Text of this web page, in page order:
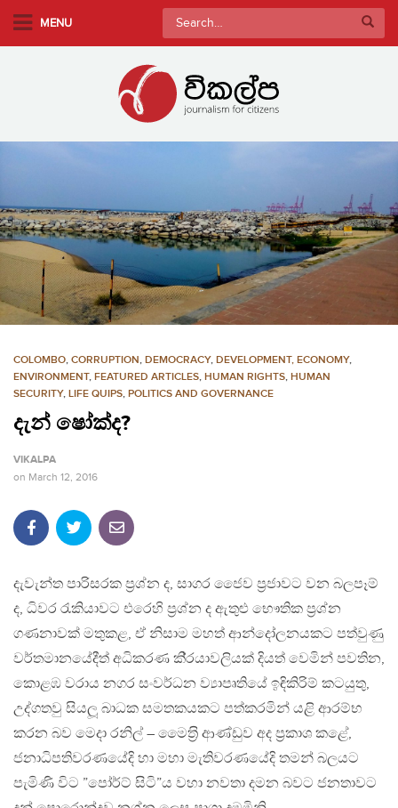
m
n
c
o
t
e
MENU
Search
for:
COLOMBO, CORRUPTION, DEMOCRACY, DEVELOPMENT, ECONOMY,
ENVIRONMENT, FEATURED ARTICLES, HUMAN RIGHTS, HUMAN
SECURITY, LIFE QUIPS, POLITICS AND GOVERNANCE
දැන් ෂෝක්ද?
VIKALPA
on March 12, 2016
දැවැන්ත පාරිසරක ප‍්‍රශ්න ද, සාගර ජෛව ප‍්‍රජාවට වන බලපෑම්
ද, ධිවර රැකියාවට එරෙහි ප‍්‍රශ්න ද ඇතුළු භෞතික ප‍්‍රශ්න
ගණනාවක් මතුකළ, ඒ නිසාම මහත් ආන්දෝලනයකට පත්වුණු
වර්තමානයේදීත් අධිකරණ කි‍්‍රයාවලියක් දියත් වෙමින් පවතින,
කොළඹ වරාය නගර සංවර්ධන ව්‍යාපෘතියේ ඉඳිකිරිම් කටයුතු,
උද්ගතවු සියලූ බාධක සමතකයකට පත්කරමින් යළි ආරම්භ
කරන බව මෙදා රනිල් – මෛත‍්‍රි ආණ්ඩුව අද ප‍්‍රකාශ කළේ,
ජනාධිපතිවරණයේදි හා මහා මැතිවරණයේදි තමන් බලයට
පැමිණි විට ”පෝර්ට් සිටි”ය වහා නවතා දමන බවට ජනතාවට